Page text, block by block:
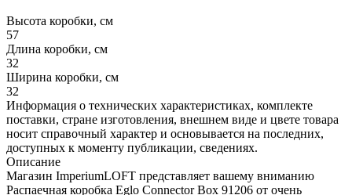
Высота коробки, см
57
Длина коробки, см
32
Ширина коробки, см
32
Информация о технических характеристиках, комплекте
поставки, стране изготовления, внешнем виде и цвете товара
носит справочный характер и основывается на последних,
доступных к моменту публикации, сведениях.
Описание
Магазин ImperiumLOFT представляет вашему вниманию
Распаечная коробка Eglo Connector Box 91206 от очень